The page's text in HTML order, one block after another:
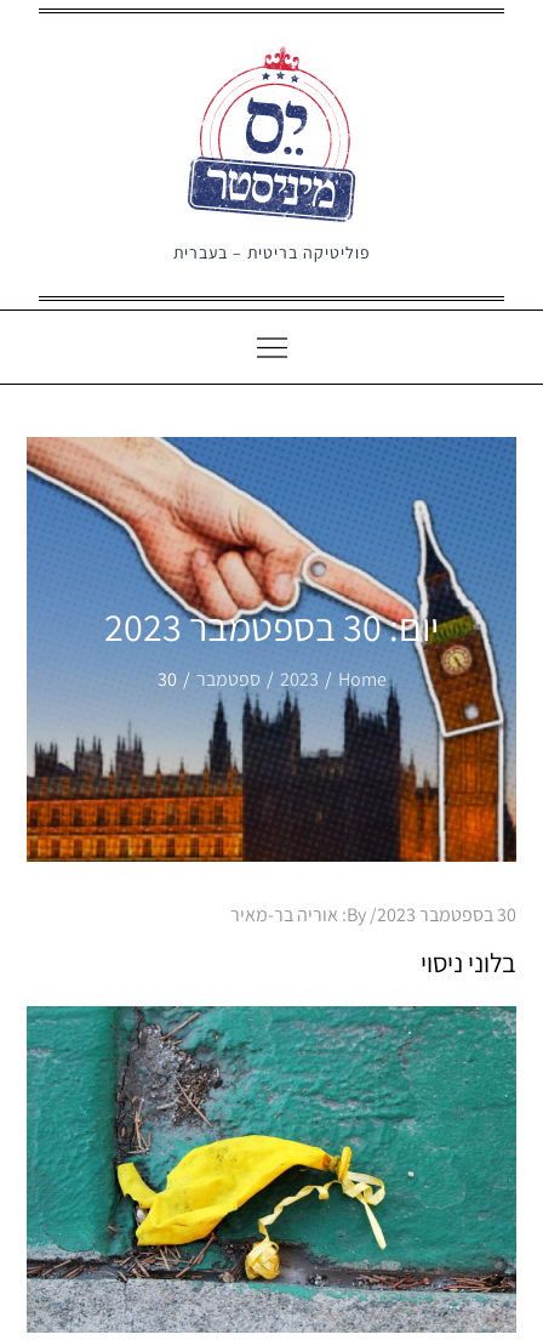
פוליטיקה בריטית – בעברית
יום:30 בספטמבר 2023
Home
2023 ספטמבר 30
Posted
30 בספטמבר 2023 By: אוריה בר-מאיר
בלוני ניסוי